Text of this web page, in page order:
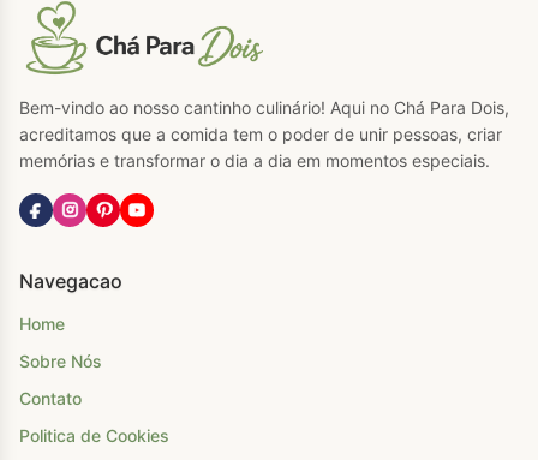
Bem-vindo ao nosso cantinho culinário! Aqui no Chá Para Dois,
acreditamos que a comida tem o poder de unir pessoas, criar
memórias e transformar o dia a dia em momentos especiais.
Navegacao
Home
Sobre Nós
Contato
Politica de Cookies